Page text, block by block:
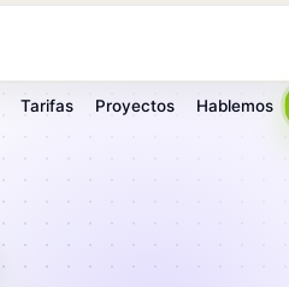
Tarifas Proyectos Hablemos